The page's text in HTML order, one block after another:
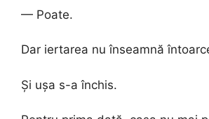
— Poate.
Dar iertarea nu înseamnă
Și ușa s-a închis.